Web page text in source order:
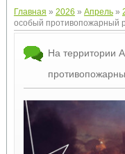
Главная » 2026 » Апрель »
особый противопожарный
На территории